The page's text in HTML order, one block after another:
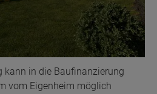
kann in die Baufinanzierung
vom Eigenheim möglich